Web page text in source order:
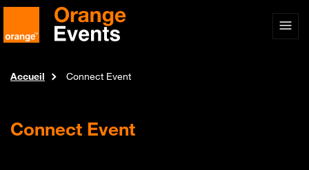
Accueil Connect Event
Connect Event